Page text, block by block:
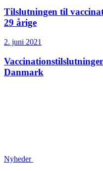
Tilslutningen til
29 årige
2. juni 2021
Danmark
Nyheder